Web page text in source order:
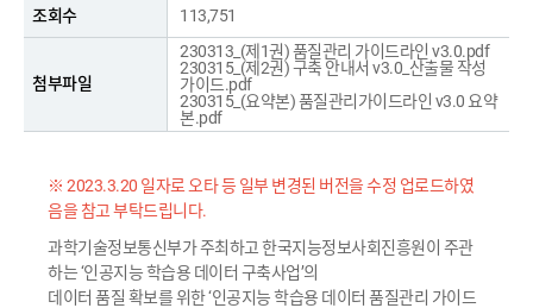
AI 허브소개
리더보드
AI 개발지원
고객지원
조회수 113,751
첨부파일
230313_(제1권) 품질관리 가이드라인 v3.0.pdf
230315_(제2권) 구축 안내서 v3.0_산출물 작성
가이드.pdf
230315_(요약본) 품질관리가이드라인 v3.0 요약
본.pdf
※ 2023.3.20 일자로 오타 등 일부 변경된 버전을 수정 업로드하였
음을 참고 부탁드립니다.
과학기술정보통신부가 주최하고 한국지능정보사회진흥원이 주관
하는 ‘인공지능 학습용 데이터 구축사업’의
데이터 품질 확보를 위한 ‘인공지능 학습용 데이터 품질관리 가이드